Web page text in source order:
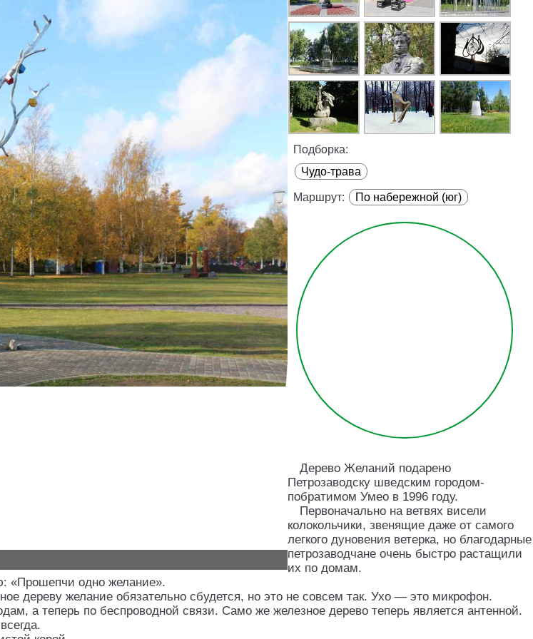
Подборка:
Чудо-трава
Маршрут: По набережной (юг)
Дерево Желаний подарено
Петрозаводску шведским городом-
побратимом Умео в 1996 году.
Первоначально на ветвях висели
колокольчики, звенящие даже от самого
легкого дуновения ветерка, но благодарные
петрозаводчане очень быстро растащили
их по домам.
«Прошепчи одно желание».
дереву желание обязательно сбудется, но это не совсем так. Ухо — это микрофон.
а теперь по беспроводной связи. Само же железное дерево теперь является антенной.